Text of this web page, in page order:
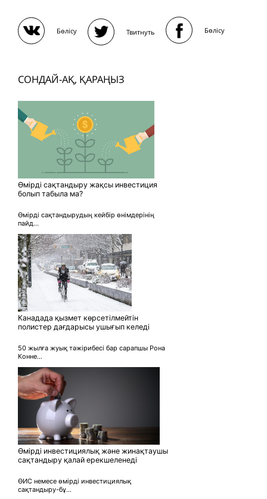
Бөлісу Твитнуть Бөлісу
СОНДАЙ-АҚ, ҚАРАҢЫЗ
Өмірді сақтандыру жақсы инвестиция
болып табыла ма?
Өмірді сақтандырудың кейбір өнімдерінің
пайд...
Канадада қызмет көрсетілмейтін
полистер дағдарысы ушығып келеді
50 жылға жуық тәжірибесі бар сарапшы Рона
Конне...
Өмірді инвестициялық және жинақтаушы
сақтандыру қалай ерекшеленеді
ӨИС немесе өмірді инвестициялық
сақтандыру-бұ...